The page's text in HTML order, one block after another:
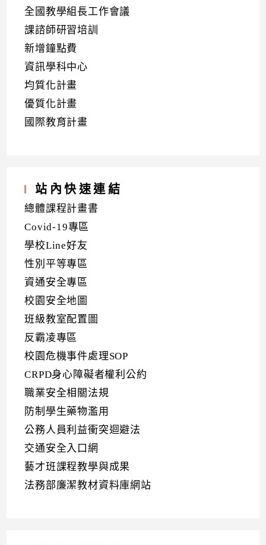
全國教學組長工作會議
課諮師研習培訓
新增鐘點費
資訊學科中心
均質化計畫
優質化計畫
國際教育計畫
站內快速連結
總體課程計畫書
Covid-19專區
學校Line好友
性別平等專區
資通安全專區
校園安全地圖
班級教室配置圖
反霸凌專區
校園危機事件處理SOP
CRPD身心障礙者權利公約
職業安全相關法規
防制學生藥物濫用
公務人員利益衝突迴避法
交通安全入口網
藝才班課程教學與成果
法務部廉潔教材資料庫網站